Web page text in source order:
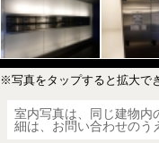
※写真をタップすると拡大で
室内写真は、同じ建物内
細は、お問い合わせのう